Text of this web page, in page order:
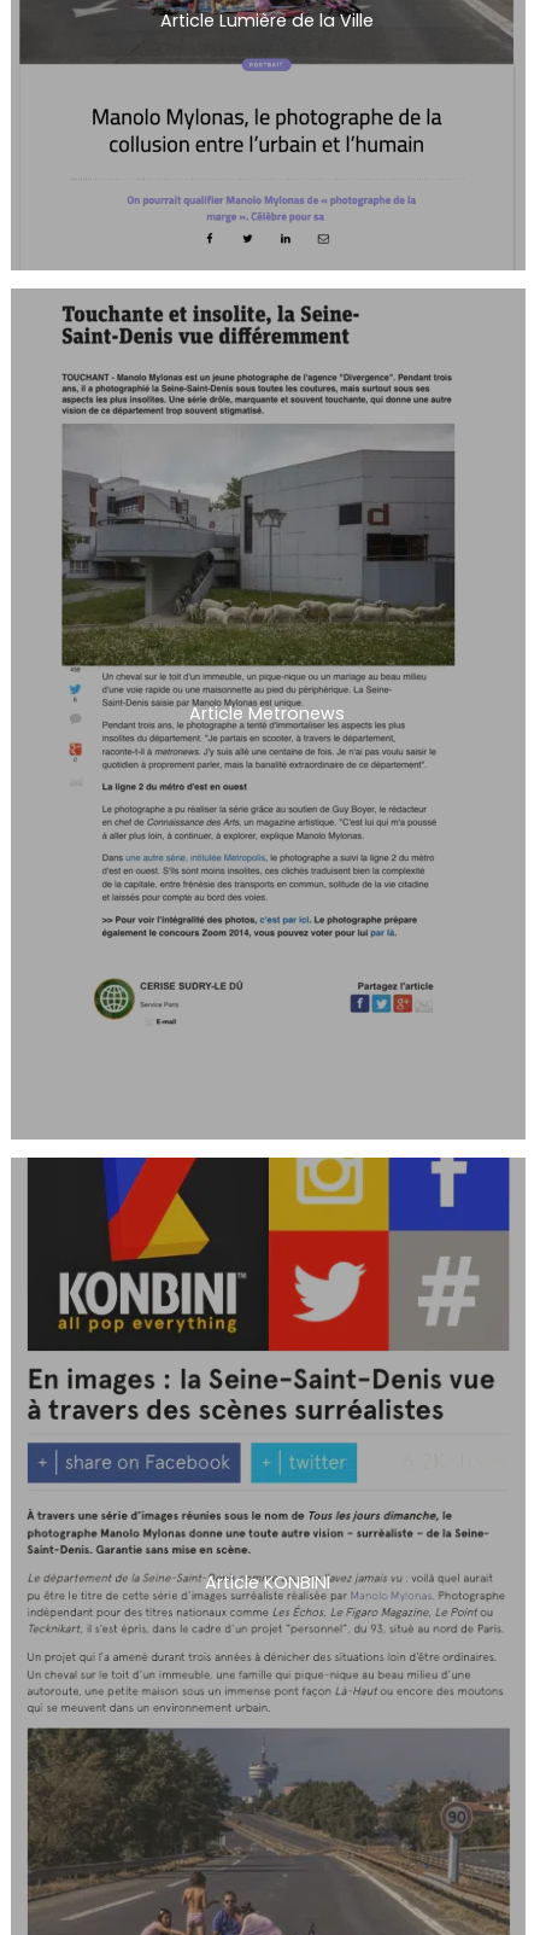
Article Lumière de la Ville
Article Metronews
Article KONBINI